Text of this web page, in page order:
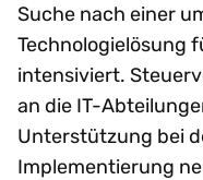
Suche nach einer
Technologielösung
intensiviert.
an die IT-
Unterstützung bei
Implementierung